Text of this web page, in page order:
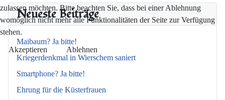
Neueste Beiträge
Maibaum? Ja bitte!
Kriegerdenkmal in Wierschem saniert
Smartphone? Ja bitte!
Ehrung für die Küsterfrauen
zulassen möchten. Bitte beachten Sie, dass bei einer Ablehnung
womöglich nicht mehr alle Funktionalitäten der Seite zur Verfügung
stehen.
Akzeptieren Ablehnen